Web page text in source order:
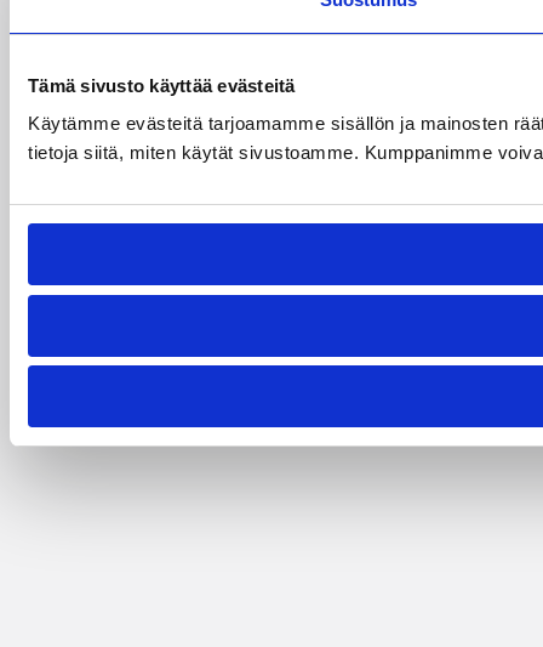
Tämä sivusto käyttää evästeitä
Käytämme evästeitä tarjoamamme sisällön ja mainosten
tietoja siitä, miten käytät sivustoamme. Kumppanimme